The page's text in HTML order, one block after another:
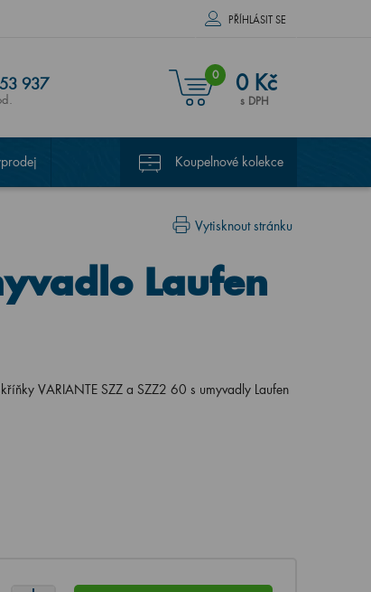
PŘÍHLÁSIT SE
937 0 0 Kč
s DPH
Koupelnové kolekce
Vytisknout stránku
Laufen
VARIANTE SZZ a SZZ2 60 s umyvadly Laufen